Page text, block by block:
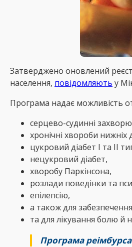
Затверджено оновлений
населення, повідомляють у
Програма надає можливість
серцево-судинні
хронічні хвороби нижніх
цукровий діабет І та II
нецукровий діабет,
хворобу Паркінсона,
розлади поведінки та
епілепсію,
а також для
та для лікування болю й
Програма